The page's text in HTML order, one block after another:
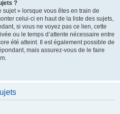
?
» lorsque vous êtes en train de
celui-ci en haut de la liste des sujets,
si vous ne voyez pas ce lien, cette
ou le temps d’attente nécessaire entre
été atteint. Il est également possible de
mais assurez-vous de le faire